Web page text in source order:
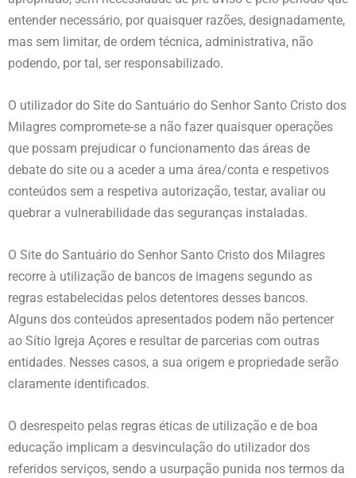
entender necessário, por quaisquer razões, designadamente,
mas sem limitar, de ordem técnica, administrativa, não
podendo, por tal, ser responsabilizado.
O utilizador do Site do Santuário do Senhor Santo Cristo dos
Milagres compromete-se a não fazer quaisquer operações
que possam prejudicar o funcionamento das áreas de
debate do site ou a aceder a uma área/conta e respetivos
conteúdos sem a respetiva autorização, testar, avaliar ou
quebrar a vulnerabilidade das seguranças instaladas.
O Site do Santuário do Senhor Santo Cristo dos Milagres
recorre à utilização de bancos de imagens segundo as
regras estabelecidas pelos detentores desses bancos.
Alguns dos conteúdos apresentados podem não pertencer
ao Sítio Igreja Açores e resultar de parcerias com outras
entidades. Nesses casos, a sua origem e propriedade serão
claramente identificados.
O desrespeito pelas regras éticas de utilização e de boa
educação implicam a desvinculação do utilizador dos
referidos serviços, sendo a usurpação punida nos termos da